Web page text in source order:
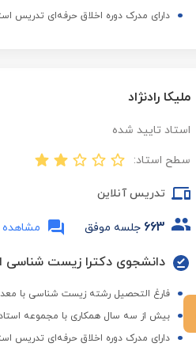
دارای مدرک دوره اخلاق حرفه‌ای تدریس
ملیکا رادنژاد
استاد تایید شده
سطح استاد:
تدریس آنلاین
663 جلسه موفق مشاهده 40 دیدگاه
دانشجوی دکترا زیست شناسی
فارغ التحصیل رشته زیست شناسی با
بیش از سه سال همکاری با مجموعه
دارای مدرک دوره اخلاق حرفه‌ای تدریس